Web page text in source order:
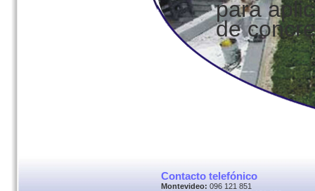
para
de
otros.
Su
Contacto telefónico
Montevideo: 096 121 851